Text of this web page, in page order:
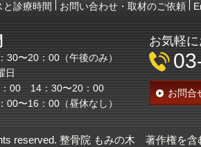
と診療時間 お問い合わせ・取材のご依頼
〜20：00（午後のみ）
日
00 14：30〜20：00
〜16：00（昼休なし）
お気軽
お問合
reserved. 整骨院 もみの木 著作権を含